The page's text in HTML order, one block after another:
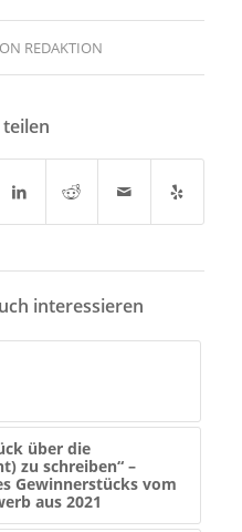
REDAKTION
interessieren
über die
zu schreiben“ –
Gewinnerstücks vom
aus 2021